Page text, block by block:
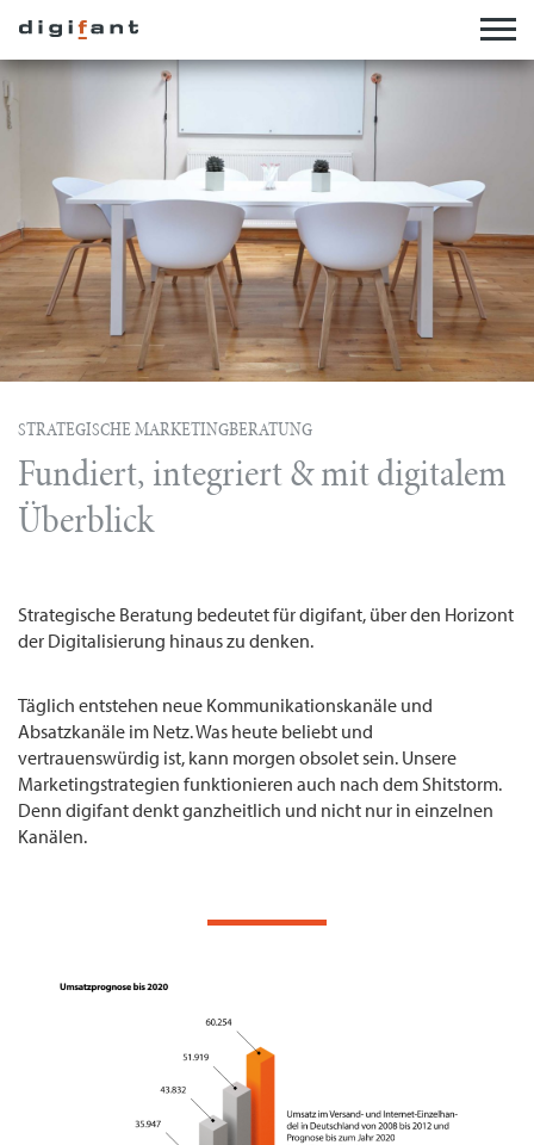
STRATEGISCHE MARKETINGBERATUNG
Fundiert, integriert & mit digitalem
Überblick
Strategische Beratung bedeutet für digifant, über den Horizont
der Digitalisierung hinaus zu denken.
Täglich entstehen neue Kommunikationskanäle und
Absatzkanäle im Netz. Was heute beliebt und
vertrauenswürdig ist, kann morgen obsolet sein. Unsere
Marketingstrategien funktionieren auch nach dem Shitstorm.
Denn digifant denkt ganzheitlich und nicht nur in einzelnen
Kanälen.